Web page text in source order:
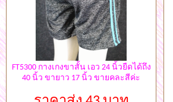
FT5300 กางเกงขาสั้น เอว 24 นิ้วยืดได้ถึง
40 นิ้ว ขายาว 17 นิ้ว ขายคละสีค่ะ